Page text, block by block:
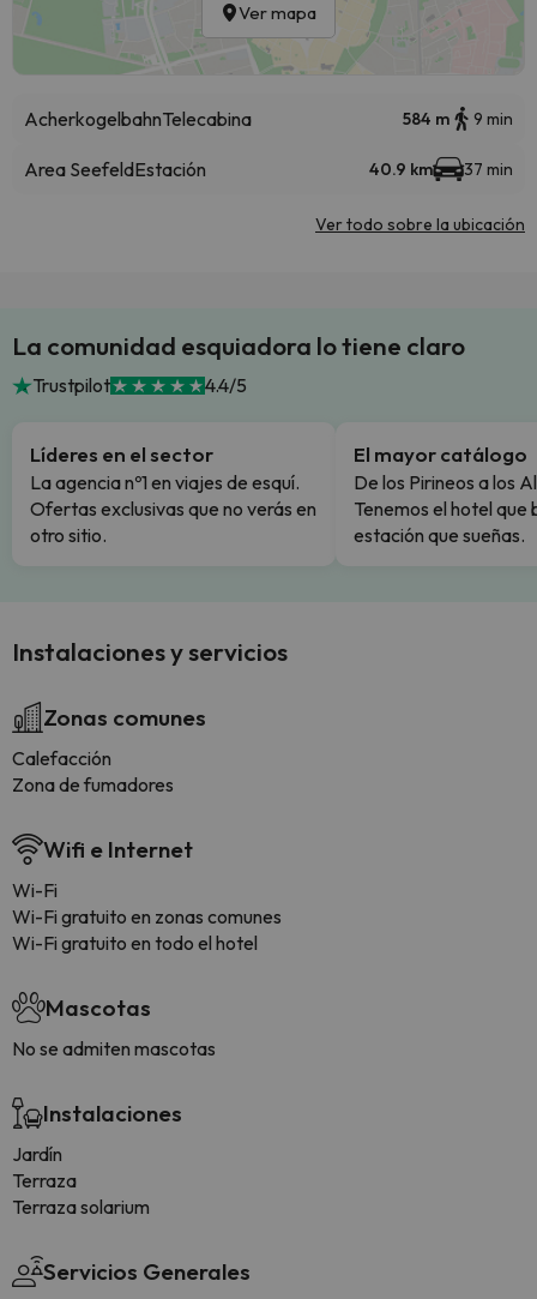
Ver mapa
AcherkogelbahnTelecabina 584 m 9 min
Area SeefeldEstación 40.9 km 37 min
Ver todo sobre la ubicación
La comunidad esquiadora lo tiene claro
Trustpilot 4.4/5
Líderes en el sector
La agencia nº1 en viajes de esquí.
Ofertas exclusivas que no verás en
otro sitio.
El mayor catálogo
De los Pirineos a los
Tenemos el hotel que
estación que sueñas.
Instalaciones y servicios
Zonas comunes
Calefacción
Zona de fumadores
Wifi e Internet
Wi-Fi
Wi-Fi gratuito en zonas comunes
Wi-Fi gratuito en todo el hotel
Mascotas
No se admiten mascotas
Instalaciones
Jardín
Terraza
Terraza solarium
Servicios Generales